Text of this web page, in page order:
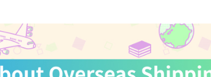
それは蜃気楼のような
黄昏レモネード
瓦落多の墓